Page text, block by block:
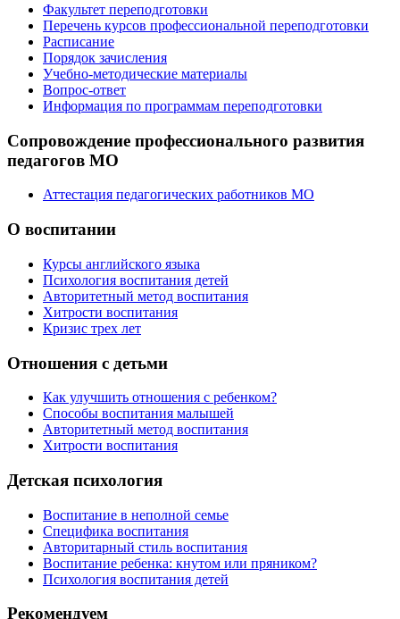
Факультет переподготовки
Перечень курсов профессиональной переподготовки
Расписание
Порядок зачисления
Учебно-методические материалы
Вопрос-ответ
Информация по программам переподготовки
Сопровождение профессионального развития
педагогов МО
Аттестация педагогических работников МО
О воспитании
Курсы английского языка
Психология воспитания детей
Авторитетный метод воспитания
Хитрости воспитания
Кризис трех лет
Отношения с детьми
Как улучшить отношения с ребенком?
Способы воспитания малышей
Авторитетный метод воспитания
Хитрости воспитания
Детская психология
Воспитание в неполной семье
Специфика воспитания
Авторитарный стиль воспитания
Воспитание ребенка: кнутом или пряником?
Психология воспитания детей
Рекомендуем